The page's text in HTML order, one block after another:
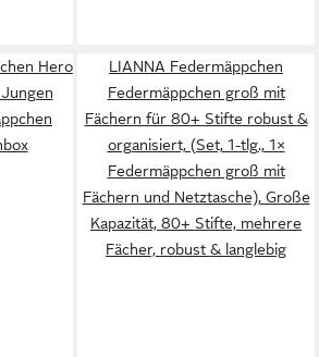
Hero
LIANNA Federmäppchen
Federmäppchen groß mit
Fächern für 80+ Stifte robust &
organisiert, (Set, 1-tlg., 1×
Federmäppchen groß mit
Fächern und Netztasche), Große
Kapazität, 80+ Stifte, mehrere
Fächer, robust & langlebig